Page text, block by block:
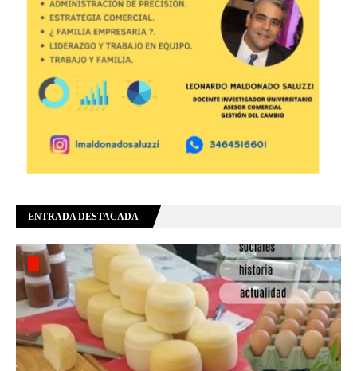
ENTRADA DESTACADA